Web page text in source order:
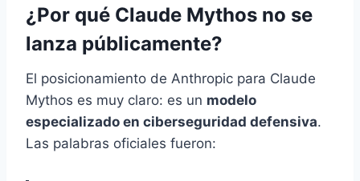
¿Por qué Claude Mythos no se
lanza públicamente?
El posicionamiento de Anthropic para Claude
Mythos es muy claro: es un modelo
especializado en ciberseguridad defensiva.
Las palabras oficiales fueron: